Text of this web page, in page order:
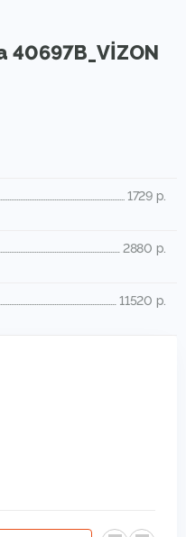
40697B_VİZON
1729 р.
2880 р.
11520 р.